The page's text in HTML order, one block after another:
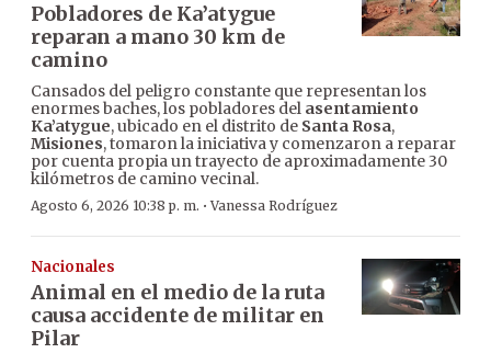
Pobladores de Ka’atygue
reparan a mano 30 km de
camino
Cansados del peligro constante que representan los
enormes baches, los pobladores del asentamiento
Ka’atygue, ubicado en el distrito de Santa Rosa,
Misiones, tomaron la iniciativa y comenzaron a reparar
por cuenta propia un trayecto de aproximadamente 30
kilómetros de camino vecinal.
Agosto 6, 2026 10:38 p. m. ·Vanessa Rodríguez
Nacionales
Animal en el medio de la ruta
causa accidente de militar en
Pilar